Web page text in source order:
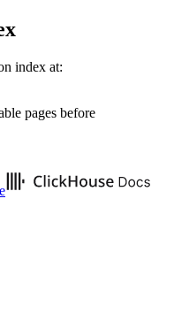
index at:
pages before